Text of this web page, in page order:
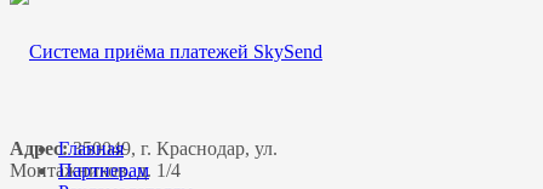
Адрес:350049, г. Краснодар, ул.
Монтажников, д. 1/4
Главная
Партнерам